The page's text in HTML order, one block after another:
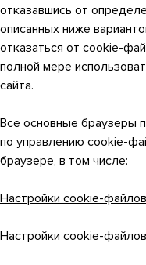
отказавшись от
описанных ниже
отказаться от cookie-
полной мере
сайта.
Все основные браузеры
по управлению cookie-
браузере, в том числе:
Настройки cookie-
Настройки cookie-